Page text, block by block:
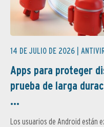
14 DE JULIO DE 2026 |
Apps para proteger
prueba de larga
...
Los usuarios de Android están